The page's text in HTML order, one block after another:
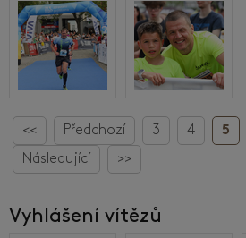
<< Předchozí 3 4 5
Následující
>>
Vyhlášení vítězů